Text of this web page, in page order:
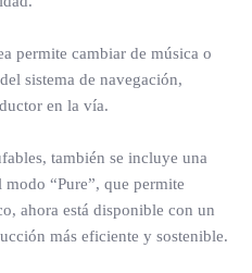
permite cambiar de música o
sistema de navegación,
en la vía.
también se incluye una
“Pure”, que permite
ahora está disponible con un
más eficiente y sostenible.